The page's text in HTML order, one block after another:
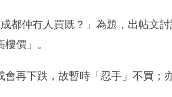
都仲冇人買既？」為題，出帖文
價」。
再下跌，故暫時「忍手」不買；